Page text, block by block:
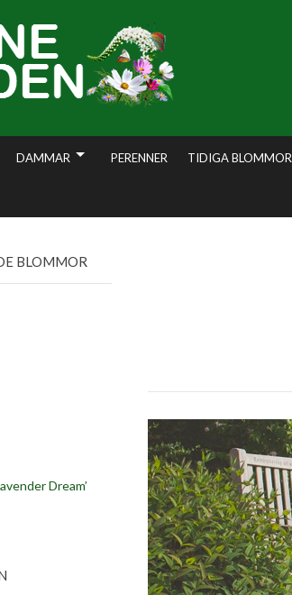
DAMMAR PERENNER TIDIGA BLOMMOR
BLOMMOR
Dream’